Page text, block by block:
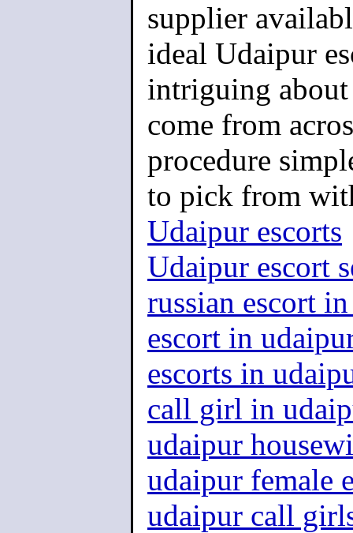
supplier
ideal Udaipur
intriguing
come from
procedure
to pick from
Udaipur escorts
Udaipur escort
russian escort
escort in
escorts in
call girl in
udaipur
udaipur female
udaipur call